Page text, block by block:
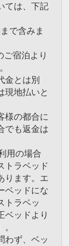
ては、下記
で含みま
宿泊より
金とは別
現地払いと
様の都合に
でも返金は
用の場合
トラベッド
ります。エ
ベッドにな
トラベッ
ベッドより
わず、ベッ